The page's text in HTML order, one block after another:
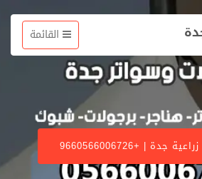
القائمة
| +9660566006726